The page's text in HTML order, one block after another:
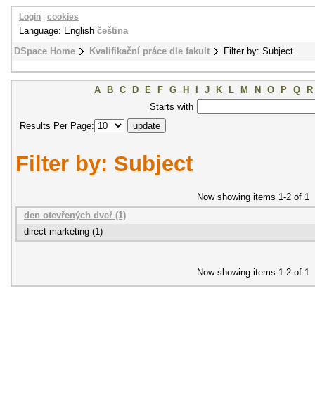
DSpace Home Kvalifikační práce dle fakult Filter by: Subject
Login cookies
Language: English čeština
A B C D E F G H J K L M N O P Q
R
Starts with
Results Per Page:
Filter by: Subject
Now showing items 1-2 of 1
den otevřených dveř (1)
direct marketing (1)
Now showing items 1-2 of 1